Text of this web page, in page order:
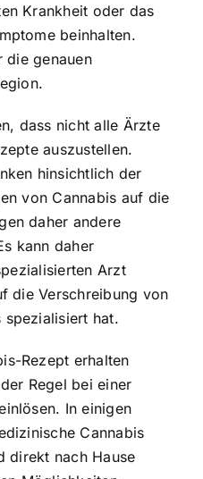
Krankheit oder das
beinhalten.
die genauen
dass nicht alle Ärzte
auszustellen.
hinsichtlich der
von Cannabis auf die
daher andere
kann daher
Arzt
die Verschreibung von
spezialisiert hat.
Rezept erhalten
Regel bei einer
In einigen
Cannabis
direkt nach Hause